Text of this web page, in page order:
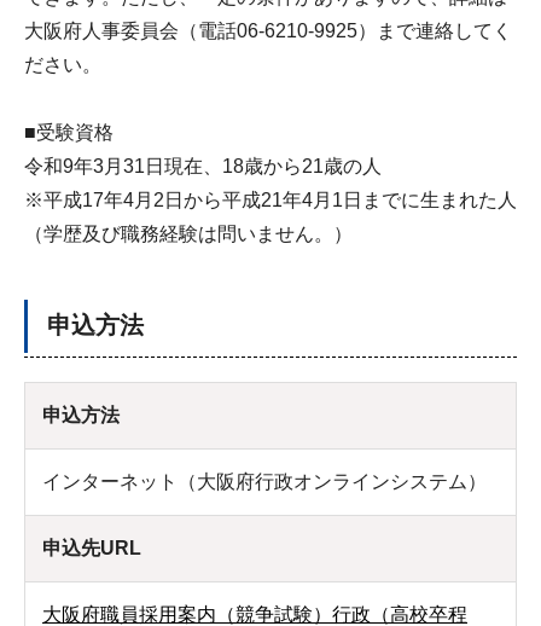
大阪府人事委員会（電話06-6210-9925）まで連絡してく
ださい。
■受験資格
令和9年3月31日現在、18歳から21歳の人
※平成17年4月2日から平成21年4月1日までに生まれた人
（学歴及び職務経験は問いません。）
申込方法
申込方法
インターネット（大阪府行政オンラインシステム）
申込先URL
大阪府職員採用案内（競争試験）行政（高校卒程